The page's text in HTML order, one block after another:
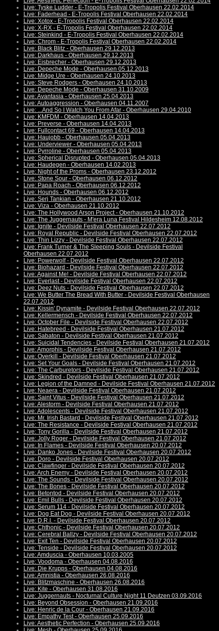
Live: Tyske Ludder - E-Tropolis Festival Oberhausen 22.02.2014
Live: Faderhead - E-Tropolis Festival Oberhausen 22.02.2014
Live: Xotox - E-Tropolis Festival Oberhausen 22.02.2014
Live: X-RX - E-Tropolis Festival Oberhausen 22.02.2014
Live: Steinkind - E-Tropolis Festival Oberhausen 22.02.2014
Live: Chrom - E-Tropolis Festival Oberhausen 22.02.2014
Live: Black Blitz - Oberhausen 29.12.2013
Live: Darkhaus - Oberhausen 29.12.2013
Live: Eisbrecher - Oberhausen 29.12.2013
Live: Depeche Mode - Oberhausen 05.12.2013
Live: Midge Ure - Oberhausen 24.10.2013
Live: Steve Rodgers - Oberhausen 24.10.2013
Live: Depeche Mode - Oberhausen 31.10.2009
Live: Avantasia - Oberhausen 25.04.2013
Live: Autoaggression - Oberhausen 04.11.2007
Live: ...And So I Watch You From Afar - Oberhausen 29.04.2010
Live: KMFDM - Oberhausen 14.04.2013
Live: Preverse - Oberhausen 14.04.2013
Live: Fullcontact 69 - Oberhausen 14.04.2013
Live: Haujobb - Oberhausen 05.04.2013
Live: Underviewer - Oberhausen 05.04.2013
Live: Pyrroline - Oberhausen 05.04.2013
Live: Spherical Disrupted - Oberhausen 05.04.2013
Live: Haudegen - Oberhausen 14.02.2013
Live: Night of the Proms - Oberhausen 23.12.2012
Live: Stone Sour - Oberhausen 06.12.2012
Live: Papa Roach - Oberhausen 06.12.2012
Live: Hounds - Oberhausen 06.12.2012
Live: Serj Tankian - Oberhausen 21.10.2012
Live: Viza - Oberhausen 21.10.2012
Live: The Hollywood Arson Project - Oberhausen 21.10.2012
Live: The Juggernauts - M'era Luna Festival Hildesheim 12.08.2012
Live: Ignite - Devilside Festival Oberhausen 22.07.2012
Live: Royal Republic - Devilside Festival Oberhausen 22.07.2012
Live: Thin Lizzy - Devilside Festival Oberhausen 22.07.2012
Live: Frank Turner & The Sleeping Souls - Devilside Festival
Oberhausen 22.07.2012
Live: Powerwolf - Devilside Festival Oberhausen 22.07.2012
Live: Biohazard - Devilside Festival Oberhausen 22.07.2012
Live: Against Me! - Devilside Festival Oberhausen 22.07.2012
Live: Everlast - Devilside Festival Oberhausen 22.07.2012
Live: Deez Nuts - Devilside Festival Oberhausen 22.07.2012
Live: We Butter The Bread With Butter - Devilside Festival Oberhausen
22.07.2012
Live: Kissin' Dynamite - Devilside Festival Oberhausen 22.07.2012
Live: Kellermensch - Devilside Festival Oberhausen 22.07.2012
Live: October File - Devilside Festival Oberhausen 22.07.2012
Live: Hatebreed - Devilside Festival Oberhausen 21.07.2012
Live: Sabaton - Devilside Festival Oberhausen 21.07.2012
Live: Suicidal Tendencies - Devilside Festival Oberhausen 21.07.2012
Live: Amorphis - Devilside Festival Oberhausen 21.07.2012
Live: Overkill - Devilside Festival Oberhausen 21.07.2012
Live: Set Your Goals - Devilside Festival Oberhausen 21.07.2012
Live: The Carburetors - Devilside Festival Oberhausen 21.07.2012
Live: Skindred - Devilside Festival Oberhausen 21.07.2012
Live: Legion of the Damned - Devilside Festival Oberhausen 21.07.2012
Live: Neaera - Devilside Festival Oberhausen 21.07.2012
Live: Saint Vitus - Devilside Festival Oberhausen 21.07.2012
Live: Alestorm - Devilside Festival Oberhausen 21.07.2012
Live: Adolescents - Devilside Festival Oberhausen 21.07.2012
Live: Mr. Irish Bastard - Devilside Festival Oberhausen 21.07.2012
Live: The Resistance - Devilside Festival Oberhausen 21.07.2012
Live: Tony Gorilla - Devilside Festival Oberhausen 21.07.2012
Live: Jolly Roger - Devilside Festival Oberhausen 21.07.2012
Live: In Flames - Devilside Festival Oberhausen 20.07.2012
Live: Danko Jones - Devilside Festival Oberhausen 20.07.2012
Live: Doro - Devilside Festival Oberhausen 20.07.2012
Live: Clawfinger - Devilside Festival Oberhausen 20.07.2012
Live: Arch Enemy - Devilside Festival Oberhausen 20.07.2012
Live: The Sounds - Devilside Festival Oberhausen 20.07.2012
Live: The Bones - Devilside Festival Oberhausen 20.07.2012
Live: Betontod - Devilside Festival Oberhausen 20.07.2012
Live: Emil Bulls - Devilside Festival Oberhausen 20.07.2012
Live: Serum 114 - Devilside Festival Oberhausen 20.07.2012
Live: Dog Eat Dog - Devilside Festival Oberhausen 20.07.2012
Live: D.R.I. - Devilside Festival Oberhausen 20.07.2012
Live: Chthonic - Devilside Festival Oberhausen 20.07.2012
Live: Cerebral Ballzy - Devilside Festival Oberhausen 20.07.2012
Live: Exit Ten - Devilside Festival Oberhausen 20.07.2012
Live: Tenside - Devilside Festival Oberhausen 20.07.2012
Live: Amduscia - Oberhausen 10.03.2005
Live: Voodoma - Oberhausen 04.08.2016
Live: Die Krupps - Oberhausen 04.08.2016
Live: Amnistia - Oberhausen 26.08.2016
Live: Blitzmaschine - Oberhausen 26.08.2016
Live: Kite - Oberhausen 31.08.2016
Live: Juggernauts - Nocturnal Culture Night 11 Deutzen 03.09.2016
Live: Beyond Obsession - Oberhausen 21.09.2016
Live: Henric de la Cour - Oberhausen 21.09.2016
Live: Empathy Test - Oberhausen 25.09.2016
Live: Aesthetic Perfection - Oberhausen 25.09.2016